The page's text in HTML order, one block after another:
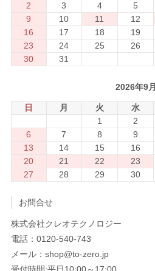
2
3 4 5
9
10 11 12
16
17 18 19
23
24 25 26
30
31
2026年9月
日 月 火 水
1
2
6
7 8 9
13
14 15 16
20
21 22 23
27
28 29 30
お問合せ
株式会社クレオテクノロジー
電話：0120-540-743
メール：shop@to-zero.jp